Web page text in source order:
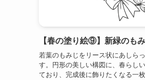
【春の塗り絵⑨】新緑のも
若葉のもみじをリース状にあしら
す。円形の美しい構図に、春らし
ており、完成後に飾りたくなる一